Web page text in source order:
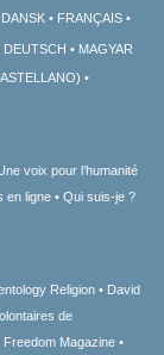
DANSK FRANÇAIS
DEUTSCH
MAGYAR
voix pour l’humanité
en ligne
Qui suis-je ?
Religion
David
de
Freedom Magazine